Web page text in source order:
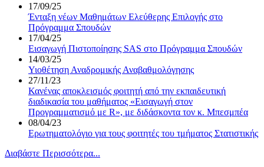
17/09/25
Ένταξη νέων Μαθημάτων Ελεύθερης Επιλογής στο
Πρόγραμμα Σπουδών
17/04/25
Εισαγωγή Πιστοποίησης SAS στο Πρόγραμμα Σπουδών
14/03/25
Υιοθέτηση Αναδρομικής Αναβαθμολόγησης
27/11/23
Κανένας αποκλεισμός φοιτητή από την εκπαιδευτική
διαδικασία του μαθήματος «Εισαγωγή στον
Προγραμματισμό με R», με διδάσκοντα τον κ. Μπεσμπέα
08/04/23
Ερωτηματολόγιο για τους φοιτητές του τμήματος Στατιστικής
Διαβάστε Περισσότερα...